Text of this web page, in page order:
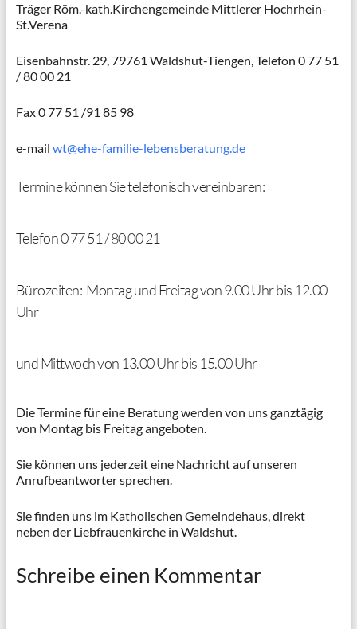
Träger Röm.-kath.Kirchengemeinde Mittlerer Hochrhein-
St.Verena
Eisenbahnstr. 29, 79761 Waldshut-Tiengen, Telefon 0 77 51
/ 80 00 21
Fax 0 77 51 /91 85 98
e-mail wt@ehe-familie-lebensberatung.de
Termine können Sie telefonisch vereinbaren:
Telefon 0 77 51 / 80 00 21
Bürozeiten: Montag und Freitag von 9.00 Uhr bis 12.00
Uhr
und Mittwoch von 13.00 Uhr bis 15.00 Uhr
Die Termine für eine Beratung werden von uns ganztägig
von Montag bis Freitag angeboten.
Sie können uns jederzeit eine Nachricht auf unseren
Anrufbeantworter sprechen.
Sie finden uns im Katholischen Gemeindehaus, direkt
neben der Liebfrauenkirche in Waldshut.
Schreibe einen Kommentar